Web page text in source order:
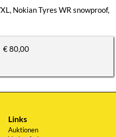
Nokian Tyres WR snowproof,
€ 80,00
Links
Auktionen